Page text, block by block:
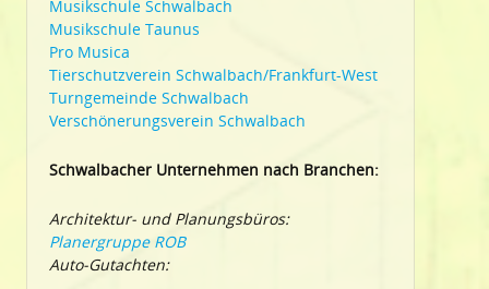
Musikschule Schwalbach
Musikschule Taunus
Pro Musica
Tierschutzverein Schwalbach/Frankfurt-West
Turngemeinde Schwalbach
Verschönerungsverein Schwalbach
Schwalbacher Unternehmen nach Branchen:
Architektur- und Planungsbüros:
Planergruppe ROB
Auto-Gutachten: